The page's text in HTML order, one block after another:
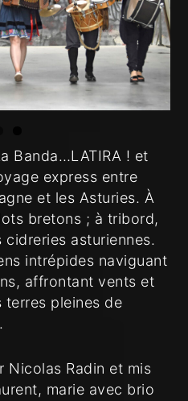
Banda…LATIRA ! et
express entre
et les Asturies. À
bretons ; à tribord,
cidreries asturiennes.
intrépides naviguant
affrontant vents et
terres pleines de
Nicolas Radin et mis
marie avec brio